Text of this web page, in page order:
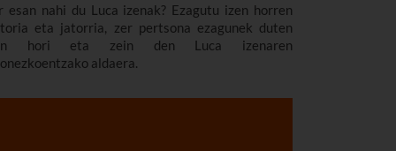
esan nahi du Luca izenak? Ezagutu izen horren
eta jatorria, zer pertsona ezagunek duten
hori eta zein den Luca izenaren
aldaera.